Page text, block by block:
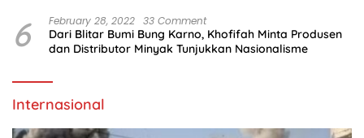
6 February 28, 2022 33 Comment
Dari Blitar Bumi Bung Karno, Khofifah Minta Produsen
dan Distributor Minyak Tunjukkan Nasionalisme
Internasional